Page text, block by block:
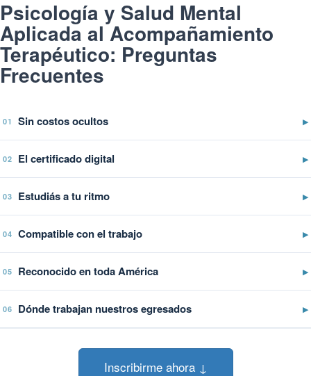
Psicología y Salud Mental
Aplicada al Acompañamiento
Terapéutico: Preguntas
Frecuentes
01 Sin costos ocultos ▶
02 El certificado digital ▶
03 Estudiás a tu ritmo ▶
04 Compatible con el trabajo ▶
05 Reconocido en toda América ▶
06 Dónde trabajan nuestros egresados ▶
Inscribirme ahora ↓